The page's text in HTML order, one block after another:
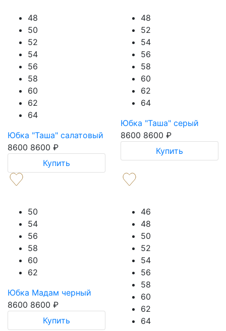
48
50
52
54
56
58
60
62
64
Юбка "Таша" салатовый
8600 8600 ₽
Купить
48
52
54
56
58
60
62
64
Юбка "Таша" серый
8600 8600 ₽
Купить
50
54
56
58
60
62
Юбка Мадам черный
8600 8600 ₽
Купить
46
48
50
52
54
56
58
60
62
64